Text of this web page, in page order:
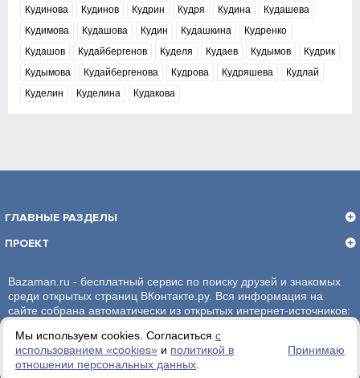
Мы используем cookies. Согласиться с
использованием «сookies» и политикой в
отношении персональных данных
Принимаю
Кудинова
Кудинов Кудрин Кудря Кудина
Кудашева
Кудимова
Кудашова Кудин Кудашкина
Кудренко
Кудашов
Кудайбергенов Куделя Кудаев Кудымов
Кудрик
Кудымова
Кудайбергенова Кудрова Кудряшева
Кудлай
Куделин
Куделина Кудакова
ГЛАВНЫЕ РАЗДЕЛЫ
ПРОЕКТ
Bazaman.ru - бесплатный сервис по поиску друзей и знакомых
среди открытых страниц ВКонтакте.ру. Вся информация на
сайте собрана автоматически из открытых интернет-источников:
администрация сайта ответственности не несет.
Политика обработки персональных данных